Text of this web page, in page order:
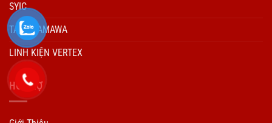
SYIC
TARO YAMAWA
LINH KIỆN VERTEX
HÕ TRỢ